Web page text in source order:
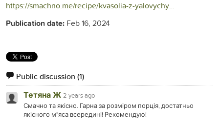
https://smachno.me/recipe/kvasolia-z-yalovychynoiu-ta-tomatnym-sousom/
Publication date: Feb 16, 2024
Public discussion (1)
Тетяна Ж 2 years ago
Смачно та якісно. Гарна за розміром порція, достатньо
якісного м"яса всередині! Рекомендую!